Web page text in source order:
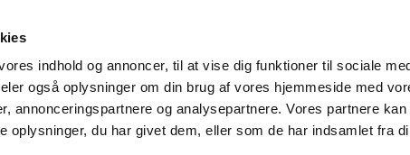
indhold og annoncer, til at vise dig funktioner til sociale
også oplysninger om din brug af vores hjemmeside med
annonceringspartnere og analysepartnere. Vores partnere kan
oplysninger, du har givet dem, eller som de har indsamlet fra
Nyheder Om os Kontakt
Tilskud og
Apoteker og salg af